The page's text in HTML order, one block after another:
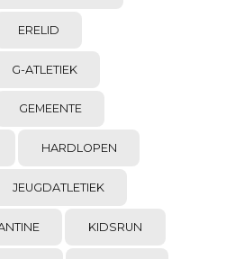
ERELID
G-ATLETIEK
GEMEENTE
HARDLOPEN
JEUGDATLETIEK
KIDSRUN